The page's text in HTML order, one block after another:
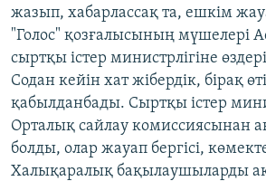
жазып, хабарлассақ та, ешкім
"Голос" қозғалысының мүшелері
сыртқы істер министрлігіне
Содан кейін хат жібердік, бірақ
қабылданбады. Сыртқы істер
Орталық сайлау комиссиясынан
болды, олар жауап бергісі,
Халықаралық бақылаушыларды